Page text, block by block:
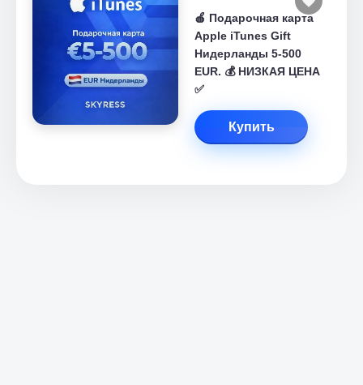
🍎 Подарочная карта
Apple iTunes Gift
Нидерланды 5-500
EUR. 💰 НИЗКАЯ ЦЕНА
✅
Купить